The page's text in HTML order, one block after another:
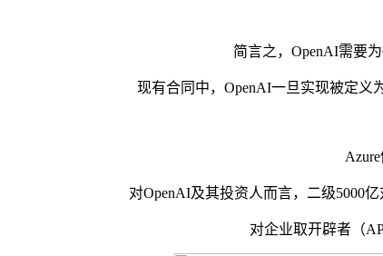
简言之，OpenAI需要为
现有合同中，OpenAI一旦实现被定义为
Azure仍
对OpenAI及其投资人而言，二级5000亿
对企业取开辟者（API